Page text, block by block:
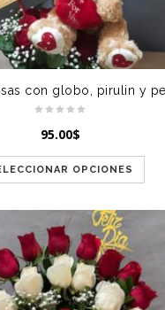
con globo, pirulin y
95.00$
OPCIONES